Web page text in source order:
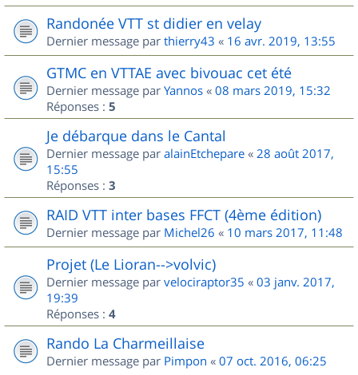
Randonée VTT st didier en velay
Dernier message par thierry43 « 16 avr. 2019, 13:55
GTMC en VTTAE avec bivouac cet été
Dernier message par Yannos « 08 mars 2019, 15:32
Réponses : 5
Je débarque dans le Cantal
Dernier message par alainEtchepare « 28 août 2017,
15:55
Réponses : 3
RAID VTT inter bases FFCT (4ème édition)
Dernier message par Michel26 « 10 mars 2017, 11:48
Projet (Le Lioran-->volvic)
Dernier message par velociraptor35 « 03 janv. 2017,
19:39
Réponses : 4
Rando La Charmeillaise
Dernier message par Pimpon « 07 oct. 2016, 06:25